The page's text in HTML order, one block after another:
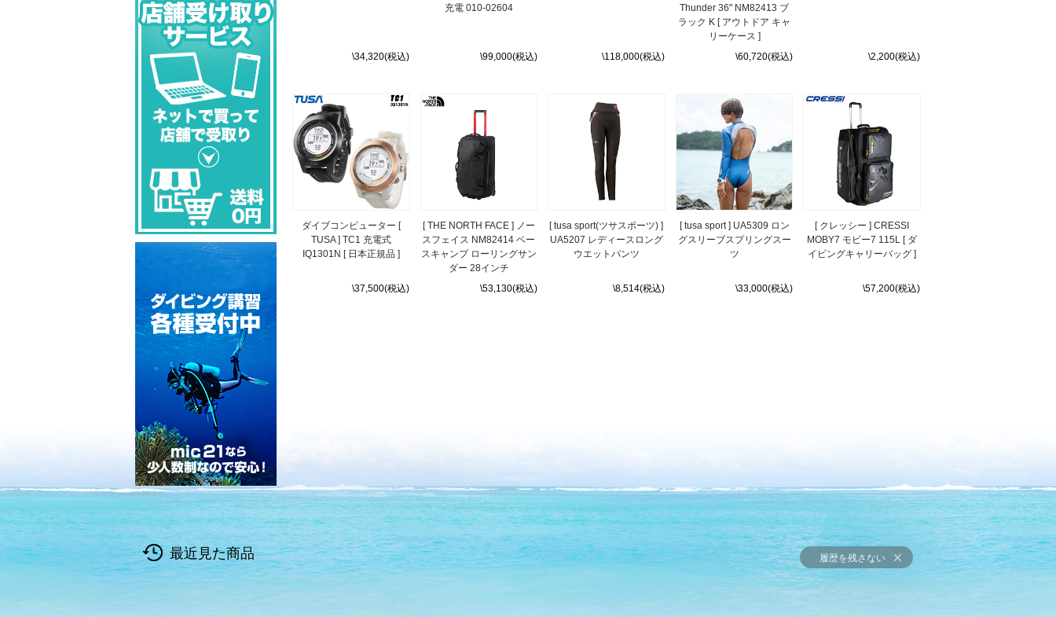
\34,320(税込)
充電 010-02604
\99,000(税込) \118,000(税込)
Thunder 36" NM82413 ブ
ラック K [ アウトドア キャ
リーケース ]
\60,720(税込)
\2,200(税込)
ダイブコンピューター [
TUSA ] TC1 充電式
IQ1301N [ 日本正規品 ]
\37,500(税込)
[ THE NORTH FACE ] ノー
スフェイス NM82414 ベー
スキャンプ ローリングサン
ダー 28インチ
\53,130(税込)
[ tusa sport(ツサスポーツ) ]
UA5207 レディースロング
ウエットパンツ
\8,514(税込)
[ tusa sport ] UA5309 ロン
グスリーブスプリングスー
ツ
\33,000(税込)
[ クレッシー ] CRESSI
MOBY7 モビー7 115L [ ダ
イビングキャリーバッグ ]
\57,200(税込)
最近見た商品 履歴を残さない